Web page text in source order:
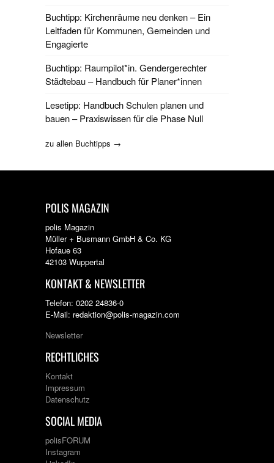
Buchtipp: Kirchenräume neu denken – Ein
Leitfaden für Kommunen, Gemeinden und
Engagierte
Buchtipp: Raumpilot*in. Gendergerechter
Städtebau – Handbuch für Planer*innen
Lesetipp: Handbuch Schulen planen und
bauen – Praxiswissen für die Phase Null
zu allen Buchtipps →
POLIS MAGAZIN
polis Magazin
Müller + Busmann GmbH & Co. KG
Hofaue 63
42103 Wuppertal
KONTAKT & NEWSLETTER
Telefon: 0202 24836-0
E-Mail: redaktion@polis-magazin.com
Newsletter
RECHTLICHES
Kontakt
Impressum
Datenschutz
SOCIAL MEDIA
polisFORUM
Instagram